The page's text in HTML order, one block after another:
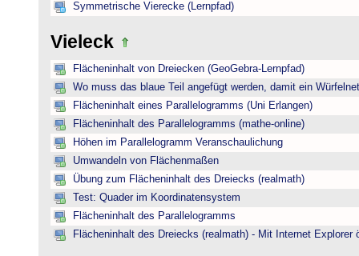
Symmetrische Vierecke (Lernpfad)
Vieleck
Flächeninhalt von Dreiecken (GeoGebra-Lernpfad)
Wo muss das blaue Teil angefügt werden, damit ein
Flächeninhalt eines Parallelogramms (Uni Erlangen)
Flächeninhalt des Parallelogramms (mathe-online)
Höhen im Parallelogramm Veranschaulichung
Umwandeln von Flächenmaßen
Übung zum Flächeninhalt des Dreiecks (realmath)
Test: Quader im Koordinatensystem
Flächeninhalt des Parallelogramms
Flächeninhalt des Dreiecks (realmath) - Mit Internet Explorer